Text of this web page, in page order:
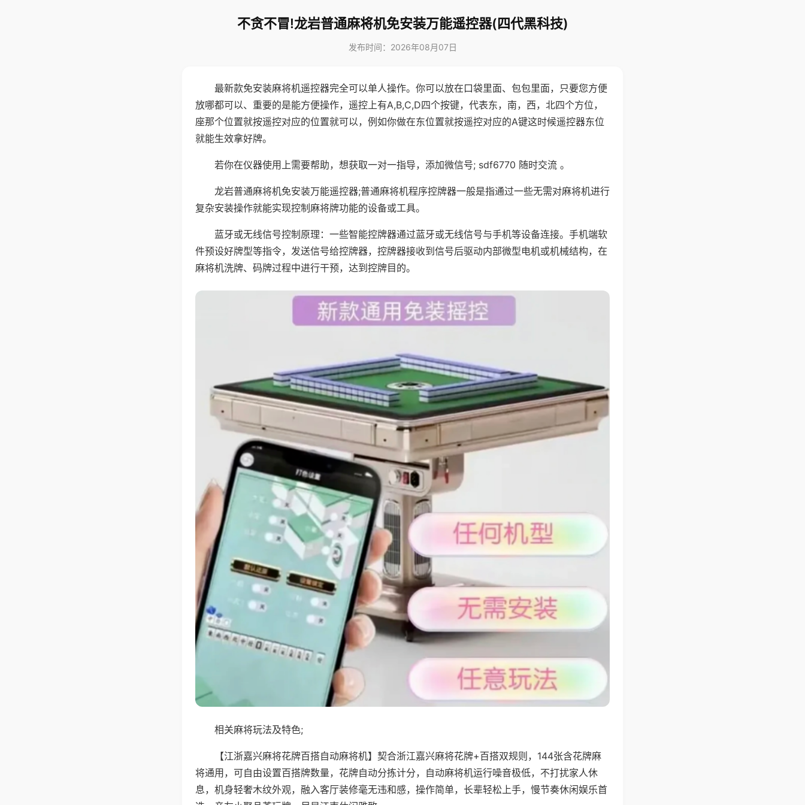
不贪不冒!龙岩普通麻将机免安装万能遥控器(四代黑科技)
发布时间：2026年08月07日
最新款免安装麻将机遥控器完全可以单人操作。你可以放在口袋里面、包包里面，只要您方便
放哪都可以、重要的是能方便操作，遥控上有A,B,C,D四个按键，代表东，南，西，北四个方位，
座那个位置就按遥控对应的位置就可以，例如你做在东位置就按遥控对应的A键这时候遥控器东位
就能生效拿好牌。
若你在仪器使用上需要帮助，想获取一对一指导，添加微信号; sdf6770 随时交流 。
龙岩普通麻将机免安装万能遥控器;普通麻将机程序控牌器一般是指通过一些无需对麻将机进行
复杂安装操作就能实现控制麻将牌功能的设备或工具。
蓝牙或无线信号控制原理：一些智能控牌器通过蓝牙或无线信号与手机等设备连接。手机端软
件预设好牌型等指令，发送信号给控牌器，控牌器接收到信号后驱动内部微型电机或机械结构，在
麻将机洗牌、码牌过程中进行干预，达到控牌目的。
相关麻将玩法及特色;
【江浙嘉兴麻将花牌百搭自动麻将机】契合浙江嘉兴麻将花牌+百搭双规则，144张含花牌麻
将通用，可自由设置百搭牌数量，花牌自动分拣计分，自动麻将机运行噪音极低，不打扰家人休
息，机身轻奢木纹外观，融入客厅装修毫无违和感，操作简单，长辈轻松上手，慢节奏休闲娱乐首